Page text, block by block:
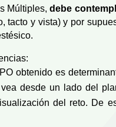
Múltiples,debe
tacto y vista) y por
obtenido es
desde un lado del
del reto. De